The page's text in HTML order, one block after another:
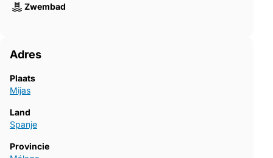
Zwembad
Adres
Plaats
Mijas
Land
Spanje
Provincie